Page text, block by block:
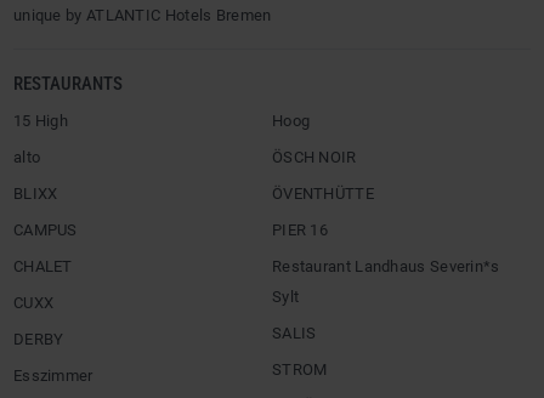
unique by ATLANTIC Hotels Bremen
RESTAURANTS
15 High
alto
BLIXX
CAMPUS
CHALET
CUXX
DERBY
Esszimmer
Hoog
ÖSCH NOIR
ÖVENTHÜTTE
PIER 16
Restaurant Landhaus Severin*s
Sylt
SALIS
STROM